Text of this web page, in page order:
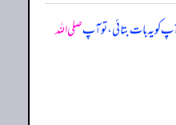
یہ بات بتائی، تو آپصلی اللہ